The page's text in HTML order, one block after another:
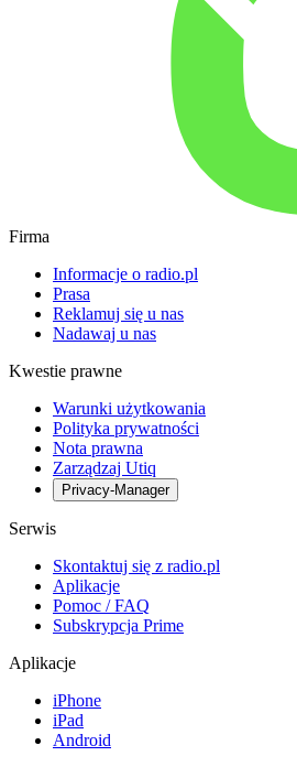
Firma
Informacje o radio.pl
Prasa
Reklamuj się u nas
Nadawaj u nas
Kwestie prawne
Warunki użytkowania
Polityka prywatności
Nota prawna
Zarządzaj Utiq
Privacy-Manager
Serwis
Skontaktuj się z radio.pl
Aplikacje
Pomoc / FAQ
Subskrypcja Prime
Aplikacje
iPhone
iPad
Android